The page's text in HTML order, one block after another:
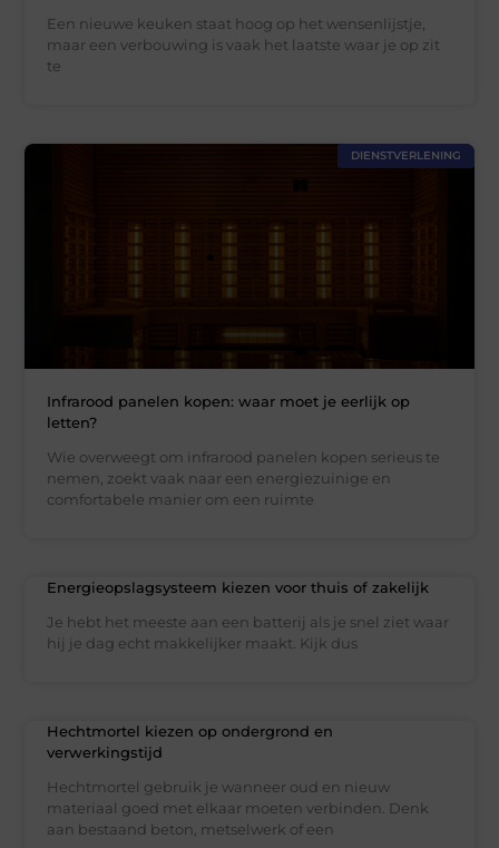
Een nieuwe keuken staat hoog op het wensenlijstje,
maar een verbouwing is vaak het laatste waar je op zit
te
DIENSTVERLENING
Infrarood panelen kopen: waar moet je eerlijk op
letten?
Wie overweegt om infrarood panelen kopen serieus te
nemen, zoekt vaak naar een energiezuinige en
comfortabele manier om een ruimte
Energieopslagsysteem kiezen voor thuis of zakelijk
Je hebt het meeste aan een batterij als je snel ziet waar
hij je dag echt makkelijker maakt. Kijk dus
Hechtmortel kiezen op ondergrond en
verwerkingstijd
Hechtmortel gebruik je wanneer oud en nieuw
materiaal goed met elkaar moeten verbinden. Denk
aan bestaand beton, metselwerk of een